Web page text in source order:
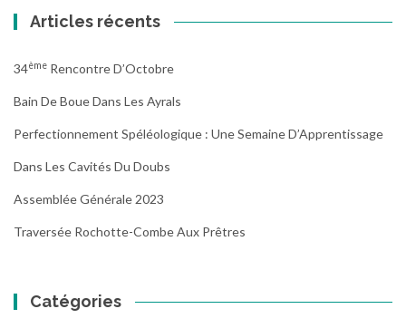
Articles récents
34Ème Rencontre D’Octobre
Bain De Boue Dans Les Ayrals
Perfectionnement Spéléologique : Une Semaine D’Apprentissage
Dans Les Cavités Du Doubs
Assemblée Générale 2023
Traversée Rochotte-Combe Aux Prêtres
Catégories